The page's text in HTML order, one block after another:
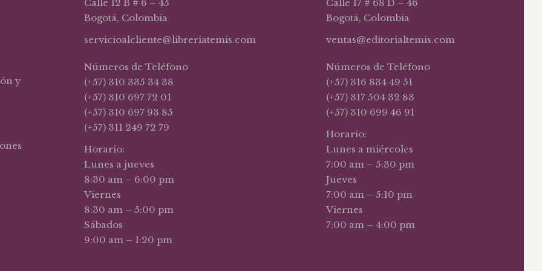
y
Calle 12 B # 6 – 45
Bogotá, Colombia
servicioalcliente@libreriatemis.com
Números de Teléfono
(+57) 310 335 34 38
(+57) 310 697 72 01
(+57) 310 697 93 85
(+57) 311 249 72 79
Horario:
Lunes a jueves
8:30 am – 6:00 pm
Viernes
8:30 am – 5:00 pm
Sábados
9:00 am – 1:20 pm
Calle 17 # 68 D – 46
Bogotá, Colombia
ventas@editorialtemis.com
Números de Teléfono
(+57) 316 834 49 51
(+57) 317 504 32 83
(+57) 310 699 46 91
Horario:
Lunes a miércoles
7:00 am – 5:30 pm
Jueves
7:00 am – 5:10 pm
Viernes
7:00 am – 4:00 pm